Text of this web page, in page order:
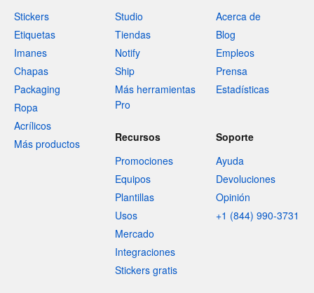
Stickers
Etiquetas
Imanes
Chapas
Packaging
Ropa
Acrílicos
Más productos
Studio
Tiendas
Notify
Ship
Más herramientas
Pro
Acerca de
Blog
Empleos
Prensa
Estadísticas
Recursos
Promociones
Equipos
Plantillas
Usos
Mercado
Integraciones
Stickers gratis
Soporte
Ayuda
Devoluciones
Opinión
+1 (844) 990-3731